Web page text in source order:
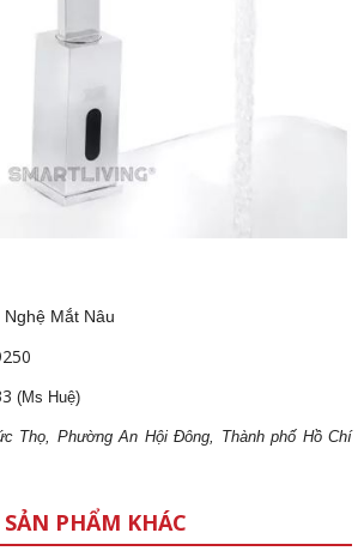
Mắt Nâu
(Ms Huệ)
Thọ, Phường An Hội Đông, Thành phố Hồ Chí
SẢN PHẨM KHÁC